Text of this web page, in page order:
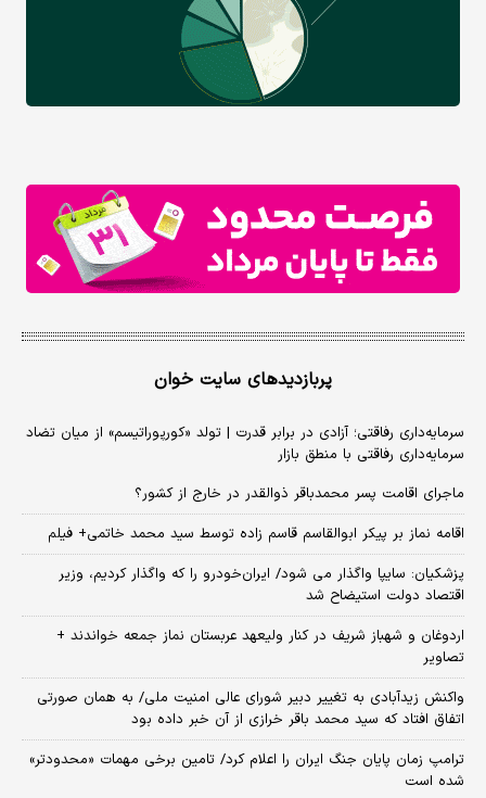
پربازدیدهای سایت خوان
سرمایه‌داری رفاقتی؛ آزادی در برابر قدرت | تولد «کورپوراتیسم» از میان تضاد
سرمایه‌داری رفاقتی با منطق بازار
ماجرای اقامت پسر محمدباقر ذوالقدر در خارج از کشور؟
اقامه نماز بر پیکر ابوالقاسم قاسم زاده توسط سید محمد خاتمی+ فیلم
پزشکیان: سایپا واگذار می شود/ ایران‌خودرو را که واگذار کردیم، وزیر
اقتصاد دولت استیضاح شد
اردوغان و شهباز شریف در کنار ولیعهد عربستان نماز جمعه خواندند +
تصاویر
واکنش زیدآبادی به تغییر دبیر شورای عالی امنیت ملی/ به همان صورتی
اتفاق افتاد که سید محمد باقر خرازی از آن خبر داده بود
ترامپ زمان پایان جنگ ایران را اعلام کرد/ تامین برخی مهمات «محدودتر»
شده است